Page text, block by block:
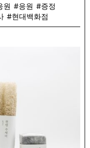
릿 65g, 명인명촌
쿠키 7ea(통),
유영군 구운유과
선누룽지 100g, 이원복
원 응원
증정
현대백화점